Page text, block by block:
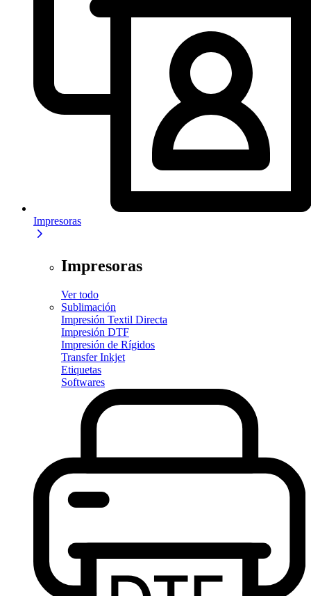
Impresoras
Impresoras
Ver todo
Sublimación
Impresión Textil Directa
Impresión DTF
Impresión de Rígidos
Transfer Inkjet
Etiquetas
Softwares